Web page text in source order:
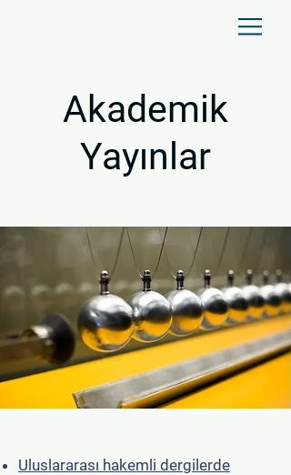
Akademik
Yayınlar
Uluslararası hakemli dergilerde